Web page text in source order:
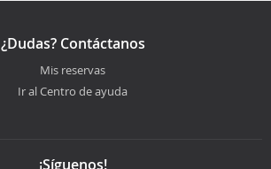
¿Dudas? Contáctanos
Mis reservas
Ir al Centro de ayuda
¡Síguenos!